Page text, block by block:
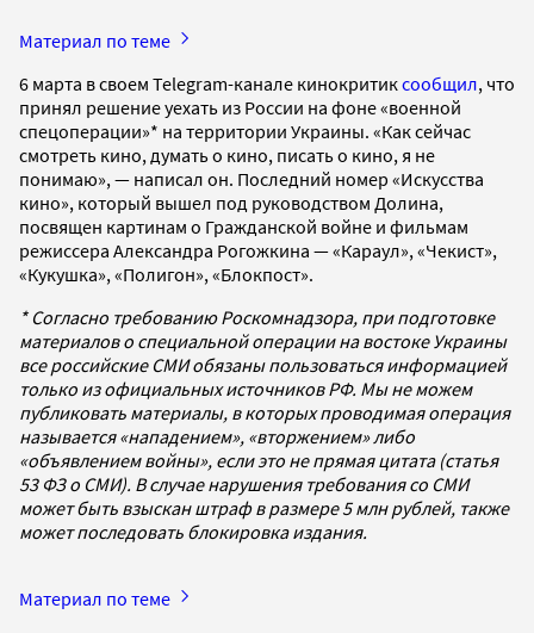
Материал по теме
6 марта в своем Telegram-канале кинокритиксообщил, что
принял решение уехать из России на фоне «военной
спецоперации»* на территории Украины. «Как сейчас
смотреть кино, думать о кино, писать о кино, я не
понимаю», — написал он. Последний номер «Искусства
кино», который вышел под руководством Долина,
посвящен картинам о Гражданской войне и фильмам
режиссера Александра Рогожкина — «Караул», «Чекист»,
«Кукушка», «Полигон», «Блокпост».
* Согласно требованию Роскомнадзора, при подготовке
материалов о специальной операции на востоке Украины
все российские СМИ обязаны пользоваться информацией
только из официальных источников РФ. Мы не можем
публиковать материалы, в которых проводимая операция
называется «нападением», «вторжением» либо
«объявлением войны», если это не прямая цитата (статья
53 ФЗ о СМИ). В случае нарушения требования со СМИ
может быть взыскан штраф в размере 5 млн рублей, также
может последовать блокировка издания.
Материал по теме